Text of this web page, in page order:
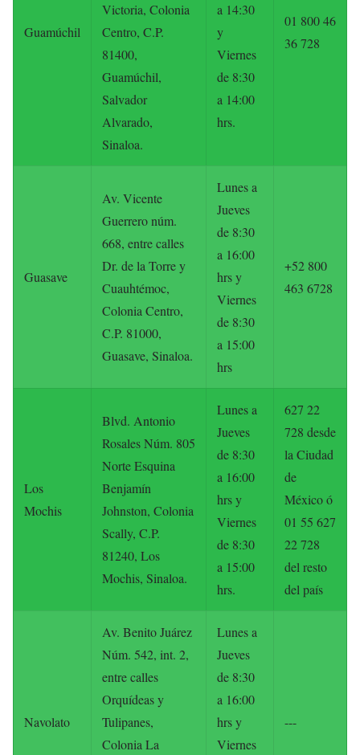
Guamúchil
Victoria, Colonia
Centro, C.P.
81400,
Guamúchil,
Salvador
Alvarado,
Sinaloa.
a 14:30
y
Viernes
de 8:30
a 14:00
hrs.
01 800 46
36 728
Guasave
Av. Vicente
Guerrero núm.
668, entre calles
Dr. de la Torre y
Cuauhtémoc,
Colonia Centro,
C.P. 81000,
Guasave, Sinaloa.
Lunes a
Jueves
de 8:30
a 16:00
hrs y
Viernes
de 8:30
a 15:00
hrs
+52 800
463 6728
Los
Mochis
Blvd. Antonio
Rosales Núm. 805
Norte Esquina
Benjamín
Johnston, Colonia
Scally, C.P.
81240, Los
Mochis, Sinaloa.
Lunes a
Jueves
de 8:30
a 16:00
hrs y
Viernes
de 8:30
a 15:00
hrs.
627 22
728 desde
la Ciudad
de
México ó
01 55 627
22 728
del resto
del país
Navolato
Av. Benito Juárez
Núm. 542, int. 2,
entre calles
Orquídeas y
Tulipanes,
Colonia La
Lunes a
Jueves
de 8:30
a 16:00
hrs y
Viernes
---